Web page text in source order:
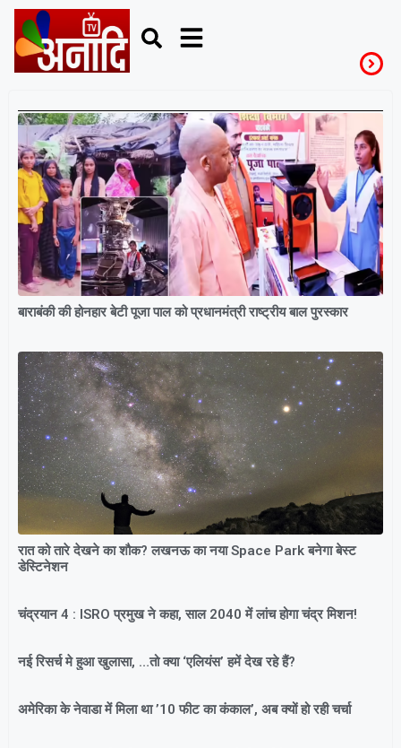
Science
बाराबंकी की होनहार बेटी पूजा पाल को प्रधानमंत्री राष्ट्रीय बाल पुरस्कार
रात को तारे देखने का शौक? लखनऊ का नया Space Park बनेगा बेस्ट
डेस्टिनेशन
चंद्रयान 4 : ISRO प्रमुख ने कहा, साल 2040 में लांच होगा चंद्र मिशन!
नई रिसर्च मे हुआ खुलासा, …तो क्या ‘एलियंस’ हमें देख रहे हैं?
अमेरिका के नेवाडा में मिला था ’10 फीट का कंकाल’, अब क्यों हो रही चर्चा